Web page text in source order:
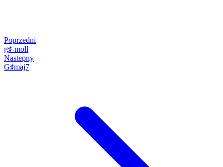
Poprzedni
g♯-moll
Nastepny
G♯maj7